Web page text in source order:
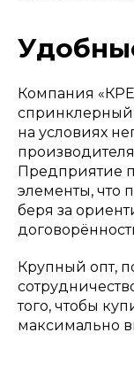
Компания
спринклерный
на условиях
Предприятие
элементы, что
беря за
Крупный опт,
того, чтобы
максимально